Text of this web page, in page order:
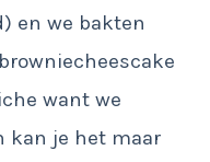
en we bakten
want we
kan je het maar